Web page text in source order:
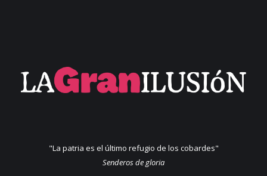
"La patria es el último refugio de los cobardes"
Senderos de gloria